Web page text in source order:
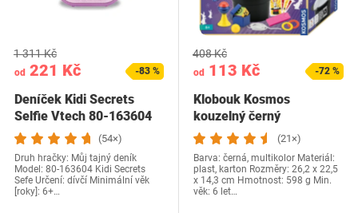
od 221 Kč
1 311 Kč
-83 %
Deníček Kidi Secrets
Selfie Vtech 80-163604
(54×)
Druh hračky: Můj tajný deník
Model: 80-163604 Kidi Secrets
Sefe Určení: dívčí Minimální věk
[roky]: 6+…
od 113 Kč
408 Kč
-72 %
Klobouk Kosmos
kouzelný černý
(21×)
Barva: černá, multikolor Materiál:
plast, karton Rozměry: 26,2 x 22,5
x 14,3 cm Hmotnost: 598 g Min.
věk: 6 let…